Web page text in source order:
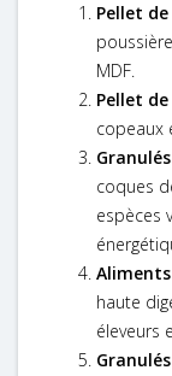
Pellet
MDF.
Pellet
copeaux
coques
espèces
haute
éleveurs